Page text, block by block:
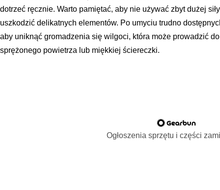
dotrzeć ręcznie. Warto pamiętać, aby nie używać zbyt dużej
uszkodzić delikatnych elementów. Po umyciu trudno
aby uniknąć gromadzenia się wilgoci, która może prowadzić
sprężonego powietrza lub miękkiej ściereczki.
Ogłoszenia sprzętu i części